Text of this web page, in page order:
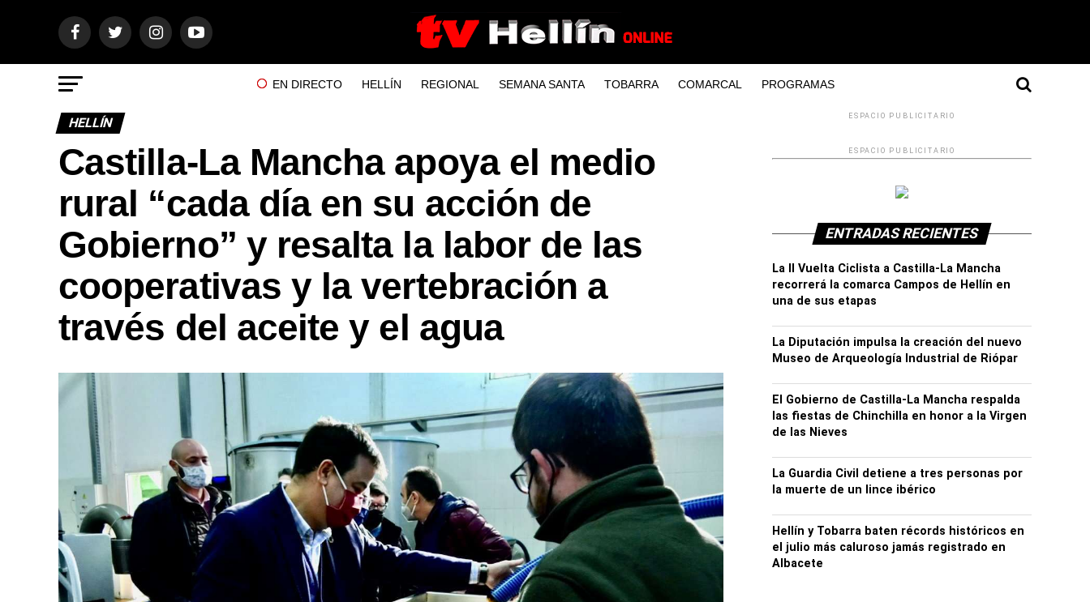
EN DIRECTO HELLÍN REGIONAL SEMANA SANTA TOBARRA COMARCAL PROGRAMAS
HELLÍN
Castilla-La Mancha apoya el medio
rural “cada día en su acción de
Gobierno” y resalta la labor de las
cooperativas y la vertebración a
través del aceite y el agua
ESPACIO PUBLICITARIO
ESPACIO PUBLICITARIO
ENTRADAS RECIENTES
La II Vuelta Ciclista a Castilla-La Mancha
recorrerá la comarca Campos de Hellín en
una de sus etapas
La Diputación impulsa la creación del nuevo
Museo de Arqueología Industrial de Riópar
El Gobierno de Castilla-La Mancha respalda
las fiestas de Chinchilla en honor a la Virgen
de las Nieves
La Guardia Civil detiene a tres personas por
la muerte de un lince ibérico
Hellín y Tobarra baten récords históricos en
el julio más caluroso jamás registrado en
Albacete